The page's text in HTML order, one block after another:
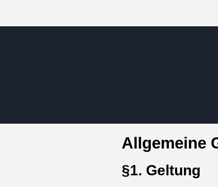
Allgemeine
§1. Geltung